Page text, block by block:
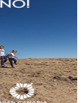
mes, es muy